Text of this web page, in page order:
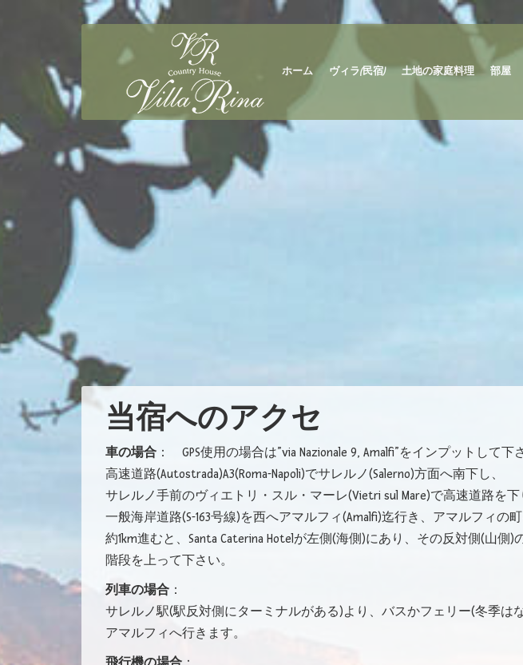
ホーム ヴィラ(民宿) 土地の家庭料理 部屋
当宿へのアクセ
車の場合 ： GPS使用の場合は”via Nazionale 9, Amalfi”をインプットして下
高速道路(Autostrada)A3(Roma-Napoli)でサレルノ(Salerno)方面へ南下し、
サレルノ手前のヴィエトリ・スル・マーレ(Vietri sul Mare)で高速道路を下
一般海岸道路(S-163号線)を西へアマルフィ(Amalfi)迄行き、アマルフィの町
約1km進むと、Santa Caterina Hotelが左側(海側)にあり、その反対側(山側)
階段を上って下さい。
列車の場合 ：
サレルノ駅(駅反対側にターミナルがある)より、バスかフェリー(冬季は
アマルフィへ行きます。